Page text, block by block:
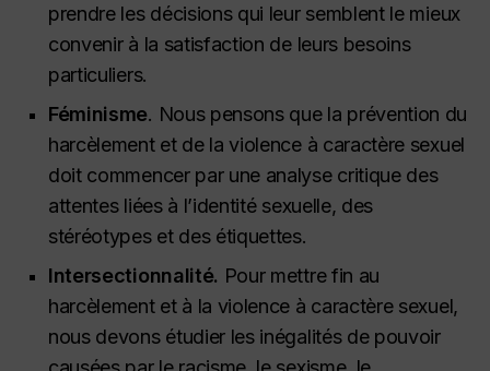
prendre les décisions qui leur semblent le mieux
convenir à la satisfaction de leurs besoins
particuliers.
Féminisme. Nous pensons que la prévention du
harcèlement et de la violence à caractère sexuel
doit commencer par une analyse critique des
attentes liées à l’identité sexuelle, des
stéréotypes et des étiquettes.
Intersectionnalité. Pour mettre fin au
harcèlement et à la violence à caractère sexuel,
nous devons étudier les inégalités de pouvoir